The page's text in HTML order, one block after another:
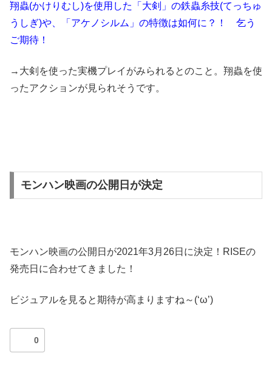
翔蟲(かけりむし)を使用した「大剣」の鉄蟲糸技(てっちゅ
うしぎ)や、「アケノシルム」の特徴は如何に？！ 乞う
ご期待！
→大剣を使った実機プレイがみられるとのこと。翔蟲を使
ったアクションが見られそうです。
モンハン映画の公開日が決定
モンハン映画の公開日が2021年3月26日に決定！RISEの
発売日に合わせてきました！
ビジュアルを見ると期待が高まりますね～(‘ω’)
0